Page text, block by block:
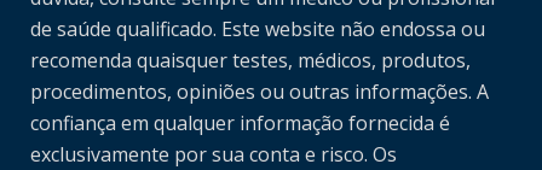
de saúde qualificado. Este website não endossa ou
recomenda quaisquer testes, médicos, produtos,
procedimentos, opiniões ou outras informações. A
confiança em qualquer informação fornecida é
exclusivamente por sua conta e risco. Os